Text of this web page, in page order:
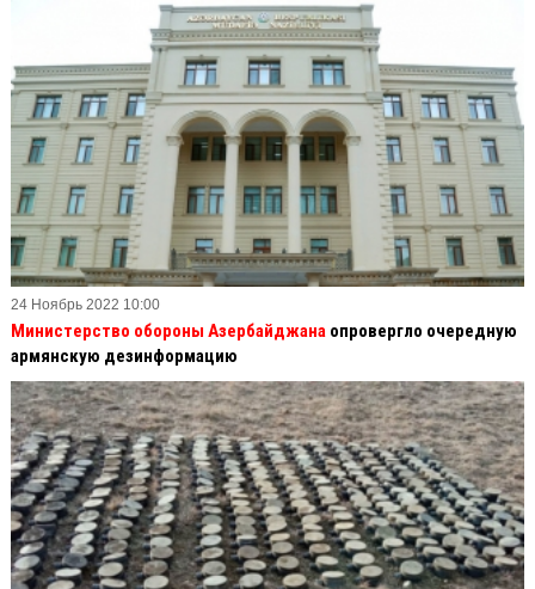
24 Ноябрь 2022 10:00
Министерство обороны Азербайджана опровергло очередную
армянскую дезинформацию